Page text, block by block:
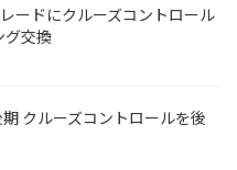
ードにクルーズコントロール
グ交換
クルーズコントロールを後